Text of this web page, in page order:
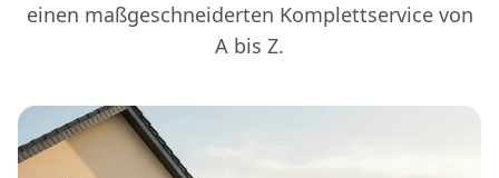
einen maßgeschneiderten Komplettservice von
A bis Z.